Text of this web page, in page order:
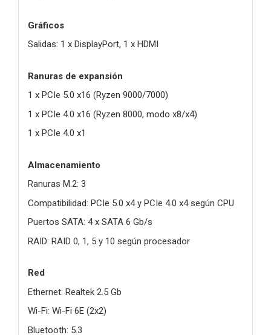
Gráficos
Salidas: 1 x DisplayPort, 1 x HDMI
Ranuras de expansión
1 x PCIe 5.0 x16 (Ryzen 9000/7000)
1 x PCIe 4.0 x16 (Ryzen 8000, modo x8/x4)
1 x PCIe 4.0 x1
Almacenamiento
Ranuras M.2: 3
Compatibilidad: PCIe 5.0 x4 y PCIe 4.0 x4 según CPU
Puertos SATA: 4 x SATA 6 Gb/s
RAID: RAID 0, 1, 5 y 10 según procesador
Red
Ethernet: Realtek 2.5 Gb
Wi-Fi: Wi-Fi 6E (2x2)
Bluetooth: 5.3